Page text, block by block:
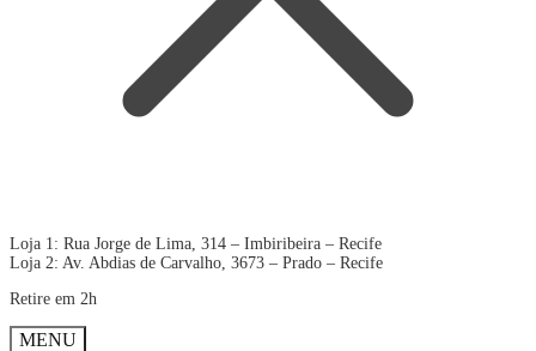
Loja 1: Rua Jorge de Lima, 314 – Imbiribeira – Recife
Loja 2: Av. Abdias de Carvalho, 3673 – Prado – Recife
Retire em 2h
MENU